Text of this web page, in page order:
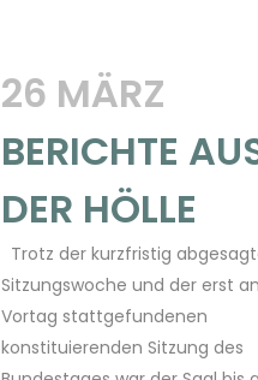
26 MÄRZ
BERICHTE
DER HÖLLE
Trotz der kurzfristig
Sitzungswoche und der erst
Vortag stattgefundenen
konstituierenden Sitzung des